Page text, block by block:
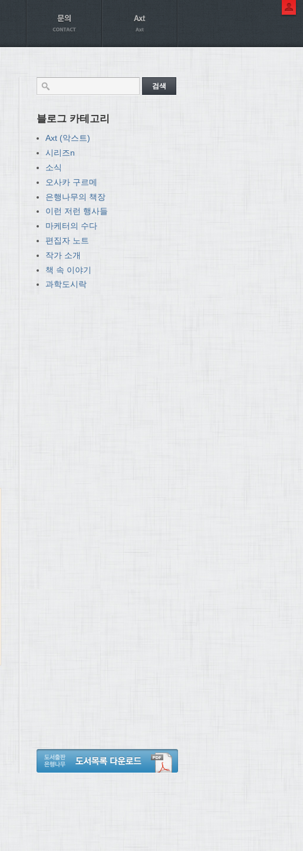
블로그 카테고리
Axt (악스트)
시리즈n
소식
오사카 구르메
은행나무의 책장
이런 저런 행사들
마케터의 수다
편집자 노트
작가 소개
책 속 이야기
과학도시락